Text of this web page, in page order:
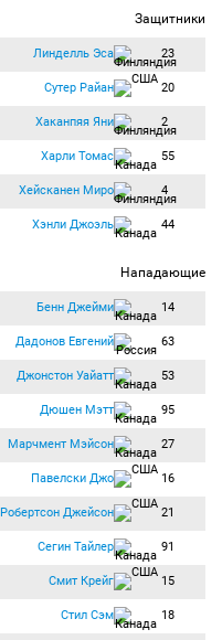
Защитники
Линделль Эса 23
Сутер Райан 20
Хаканпяя Яни 2
Харли Томас 55
Хейсканен Миро 4
Хэнли Джоэль 44
Нападающие
Бенн Джейми 14
Дадонов Евгений 63
Джонстон Уайатт 53
Дюшен Мэтт 95
Марчмент Мэйсон 27
Павелски Джо 16
Робертсон Джейсон 21
Сегин Тайлер 91
Смит Крейг 15
Стил Сэм 18